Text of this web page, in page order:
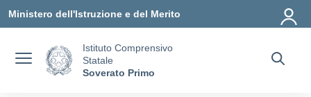
Ministero dell'Istruzione e del Merito
Istituto Comprensivo
Statale
Soverato Primo